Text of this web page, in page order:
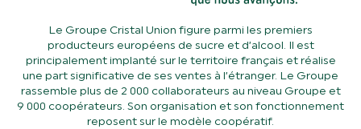
Le Groupe Cristal Union figure parmi les premiers
producteurs européens de sucre et d’alcool. Il est
principalement implanté sur le territoire français et réalise
une part significative de ses ventes à l’étranger. Le Groupe
rassemble plus de 2 000 collaborateurs au niveau Groupe et
9 000 coopérateurs. Son organisation et son fonctionnement
reposent sur le modèle coopératif.